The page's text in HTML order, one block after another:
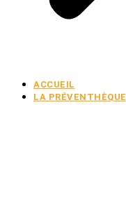
ACCUEIL
LA PRÉVENTHÈQUE